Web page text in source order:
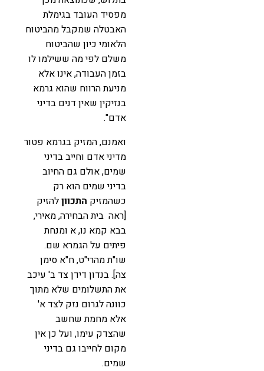
מפסיד העובד בגימלת
האבטלה שמקבל מהביטוח
הלאומי כיון שהביטוח
משלם לפי מה ששילמו לו
בזמן העבודה, אינו אלא
מניעת הרווח שהוא גרמא
בנזיקין שאין דנים בדיני
אדם".
ואמנם, המזיק בגרמא פטור
מדיני אדם וחייב בדיני
שמים, אולם גם החיוב
בדיני שמים הוא רק
כשהמזיק התכווןלהזיק
[ראה בית הבחירה, מאירי,
בבא קמא נו, א ומנחת
פיתים על הגמרא שם.
שו"ת מהרי"ט, ח"א סימן
צה]. בנדון דידן צד ב' עיכב
את התשלומים שלא מתוך
כוונה לגרום נזק לצד א'
אלא מחמת שחשב
שהצדק עימו, ועל כן אין
מקום לחייבו גם בדיני
שמים.